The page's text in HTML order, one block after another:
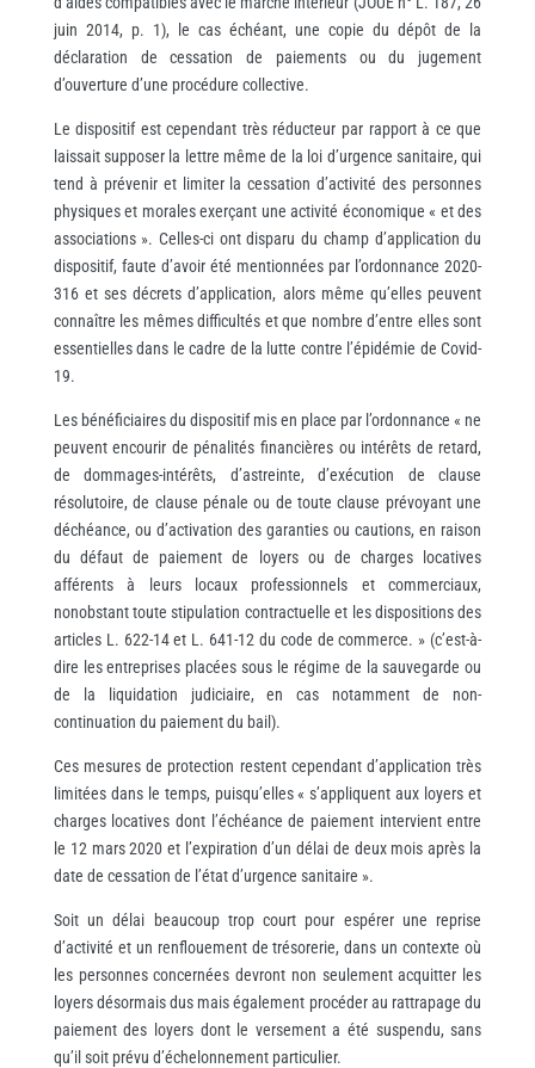
juin 2014, p. 1), le cas échéant, une copie du dépôt de la
déclaration de cessation de paiements ou du jugement
d’ouverture d’une procédure collective.
Le dispositif est cependant très réducteur par rapport à ce que
laissait supposer la lettre même de la loi d’urgence sanitaire, qui
tend à prévenir et limiter la cessation d’activité des personnes
physiques et morales exerçant une activité économique « et des
associations ». Celles-ci ont disparu du champ d’application du
dispositif, faute d’avoir été mentionnées par l’ordonnance 2020-
316 et ses décrets d’application, alors même qu’elles peuvent
connaître les mêmes difficultés et que nombre d’entre elles sont
essentielles dans le cadre de la lutte contre l’épidémie de Covid-
19.
Les bénéficiaires du dispositif mis en place par l’ordonnance « ne
peuvent encourir de pénalités financières ou intérêts de retard,
de dommages-intérêts, d’astreinte, d’exécution de clause
résolutoire, de clause pénale ou de toute clause prévoyant une
déchéance, ou d’activation des garanties ou cautions, en raison
du défaut de paiement de loyers ou de charges locatives
afférents à leurs locaux professionnels et commerciaux,
nonobstant toute stipulation contractuelle et les dispositions des
articles L. 622-14 et L. 641-12 du code de commerce. » (c’est-à-
dire les entreprises placées sous le régime de la sauvegarde ou
de la liquidation judiciaire, en cas notamment de non-
continuation du paiement du bail).
Ces mesures de protection restent cependant d’application très
limitées dans le temps, puisqu’elles « s’appliquent aux loyers et
charges locatives dont l’échéance de paiement intervient entre
le 12 mars 2020 et l’expiration d’un délai de deux mois après la
date de cessation de l’état d’urgence sanitaire ».
Soit un délai beaucoup trop court pour espérer une reprise
d’activité et un renflouement de trésorerie, dans un contexte où
les personnes concernées devront non seulement acquitter les
loyers désormais dus mais également procéder au rattrapage du
paiement des loyers dont le versement a été suspendu, sans
qu’il soit prévu d’échelonnement particulier.